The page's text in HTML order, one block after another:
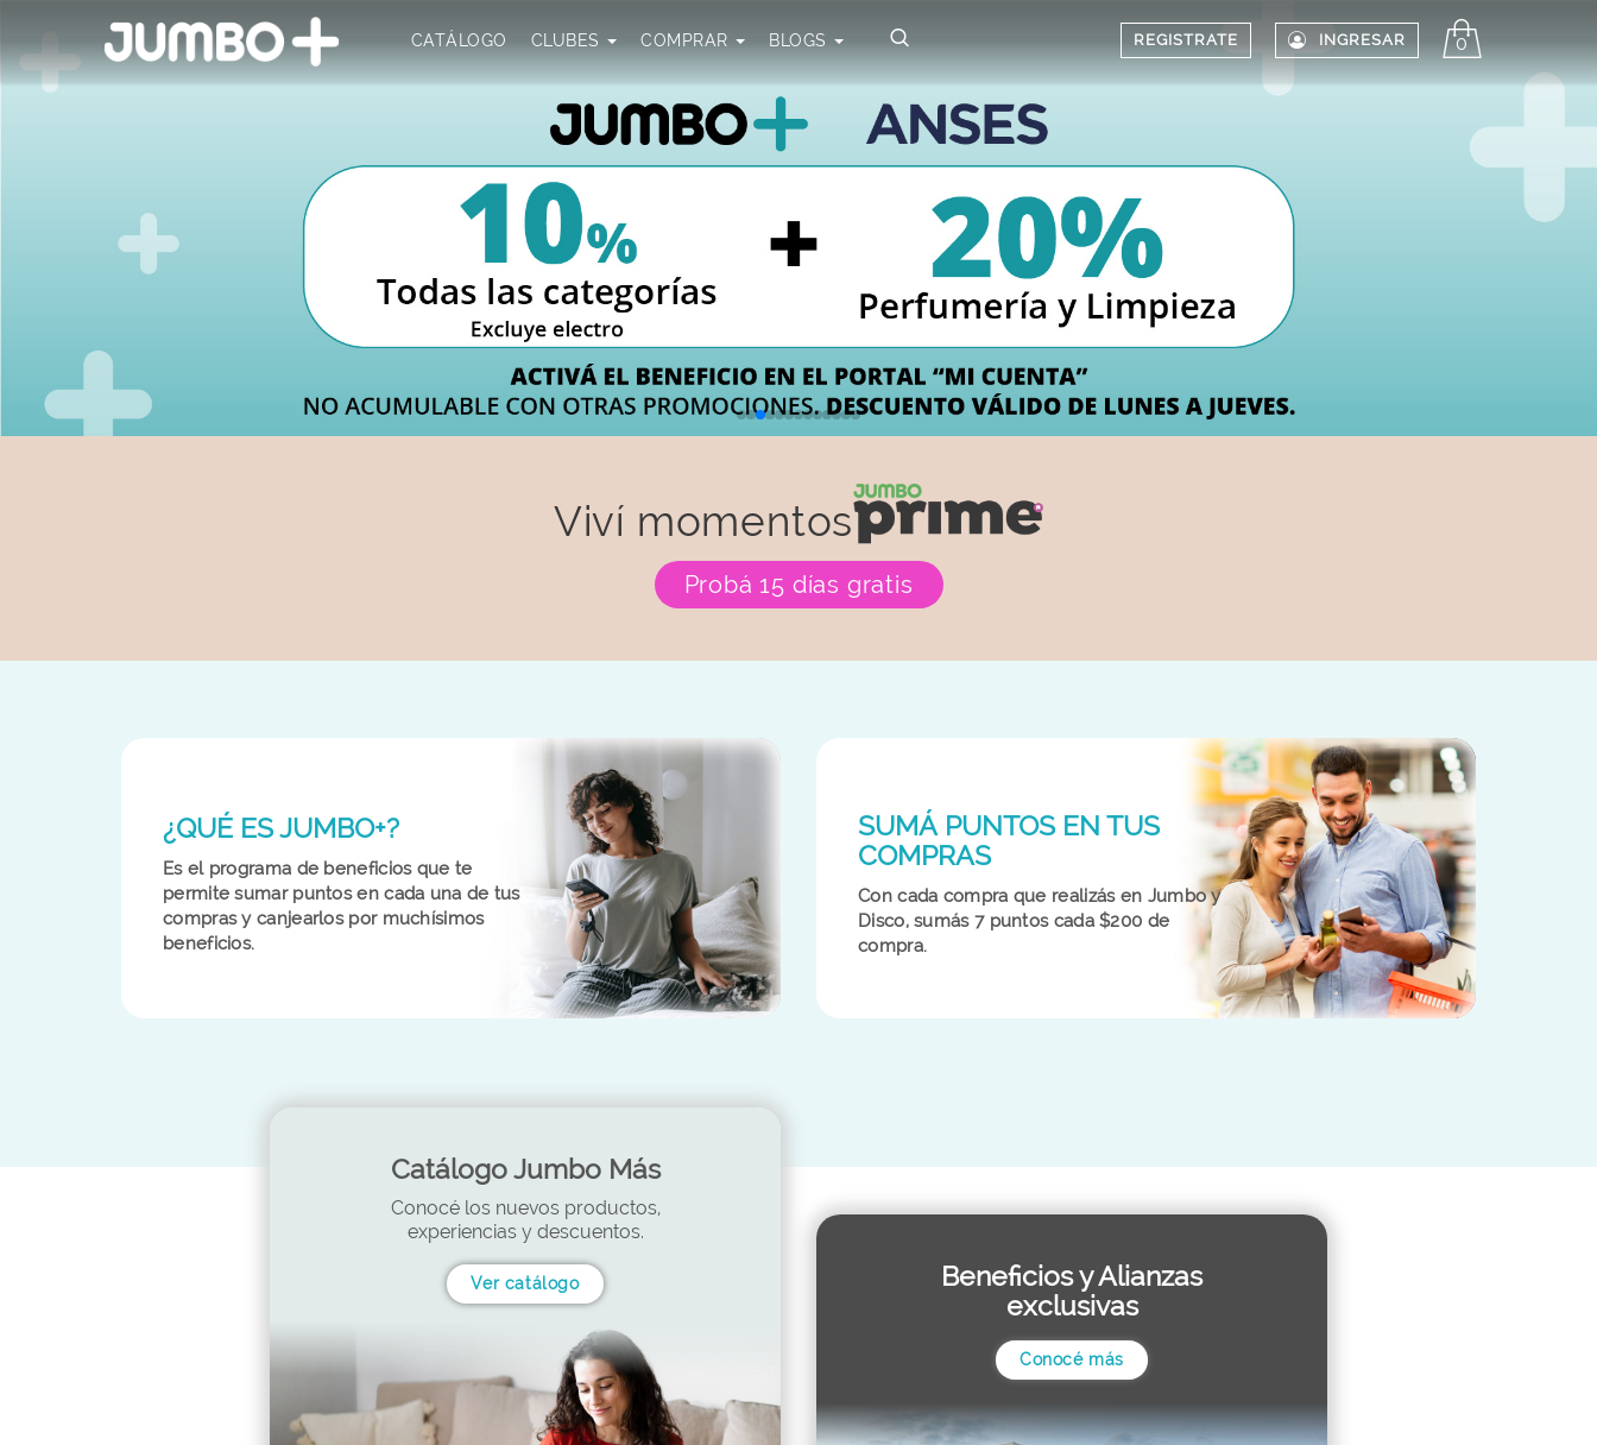
REGISTRATE INGRESAR 0
CATÁLOGO CLUBES COMPRAR BLOGS
Viví momentos
Probá 15 días gratis
¿QUÉ ES JUMBO+?
Es el programa de beneficios que te
permite sumar puntos en cada una de tus
compras y canjearlos por muchísimos
beneficios.
SUMÁ PUNTOS EN TUS
COMPRAS
Con cada compra que realizás en Jumbo y
Disco, sumás 7 puntos cada $200 de
compra.
Catálogo Jumbo Más
Conocé los nuevos productos,
experiencias y descuentos.
Ver catálogo
Beneficios y Alianzas
exclusivas
Conocé más